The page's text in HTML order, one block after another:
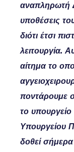
αναπληρωτή
υποθέσεις
διότι έτσι
λειτουργία.
αίτημα το
ποντάρουμε
το
Υπουργείου
δοθεί